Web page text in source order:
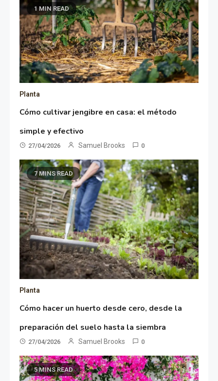
1 MIN READ
Planta
Cómo cultivar jengibre en casa: el método
simple y efectivo
27/04/2026 Samuel Brooks 0
7 MINS READ
Planta
Cómo hacer un huerto desde cero, desde la
preparación del suelo hasta la siembra
27/04/2026 Samuel Brooks 0
5 MINS READ